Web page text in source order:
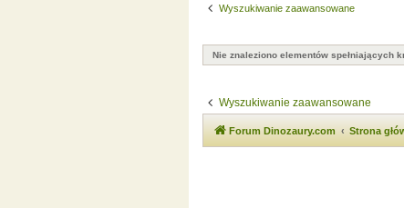
Wyszukiwanie zaawansowane
Nie znaleziono elementów spełniających
Wyszukiwanie zaawansowane
Forum Dinozaury.com Strona